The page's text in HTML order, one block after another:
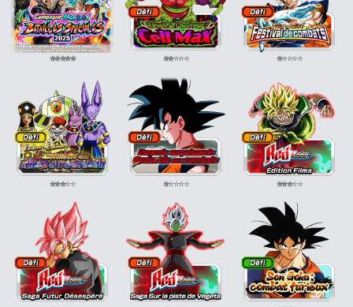
⭐⭐⭐⭐⭐ ⭐⭐⭐⭐⭐ ⭐⭐⭐⭐⭐
⭐⭐⭐⭐⭐ ⭐⭐⭐⭐⭐ ⭐⭐⭐⭐⭐